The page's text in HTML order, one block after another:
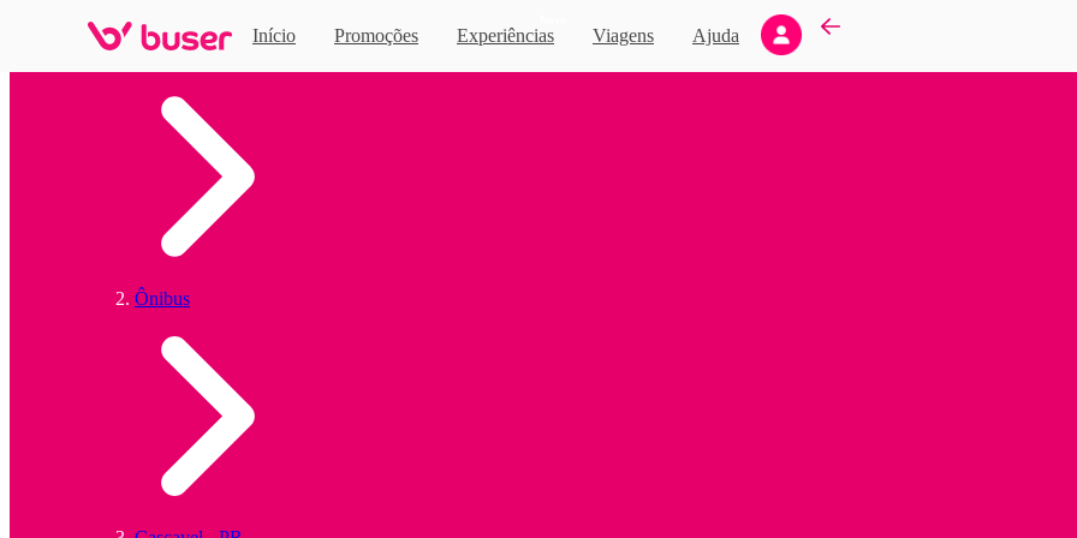
Início Promoções Experiências Viagens Ajuda
Ônibus